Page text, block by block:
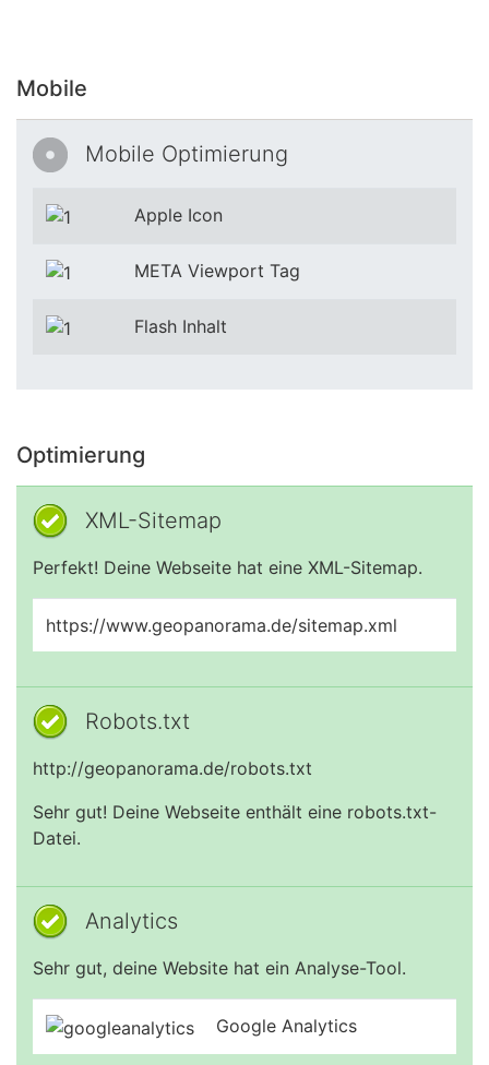
Mobile
Mobile Optimierung
Apple Icon
META Viewport Tag
Flash Inhalt
Optimierung
XML-Sitemap
Perfekt! Deine Webseite hat eine XML-Sitemap.
https://www.geopanorama.de/sitemap.xml
Robots.txt
http://geopanorama.de/robots.txt
Sehr gut! Deine Webseite enthält eine robots.txt-
Datei.
Analytics
Sehr gut, deine Website hat ein Analyse-Tool.
Google Analytics